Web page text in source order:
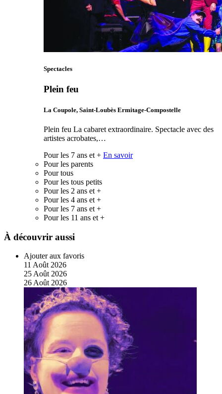
Spectacles
Plein feu
La Coupole, Saint-Loubès Ermitage-Compostelle
Plein feu La cabaret extraordinaire. Spectacle avec des
artistes acrobates,…
Pour les 7 ans et + En savoir
Pour les parents
Pour tous
Pour les tous petits
Pour les 2 ans et +
Pour les 4 ans et +
Pour les 7 ans et +
Pour les 11 ans et +
À découvrir aussi
Ajouter aux favoris
11 Août 2026
25 Août 2026
26 Août 2026